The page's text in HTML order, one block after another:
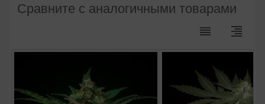
Сравните с аналогичными товарами
reorder format_align_right